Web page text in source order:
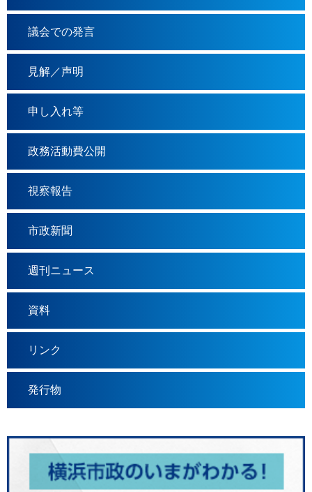
議会での発言
見解／声明
申し入れ等
政務活動費公開
視察報告
市政新聞
週刊ニュース
資料
リンク
発行物